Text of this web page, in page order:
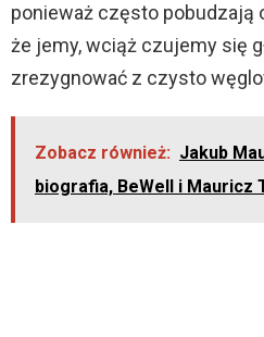
ponieważ często pobudzają
że jemy, wciąż czujemy się
zrezygnować z czysto
Zobacz również: Jakub
biografia, BeWell i Mauricz